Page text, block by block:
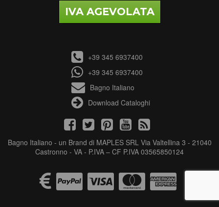
IVA AGEVOLATA
+39 345 6937400
+39 345 6937400
Bagno Italiano
Download Cataloghi
Bagno Italiano - un Brand di MAPLES SRL Via Valtellina 3 - 21040
Castronno - VA - P.IVA – CF P.IVA 03565850124